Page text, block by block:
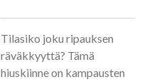
Tilasiko joku ripauksen
räväkkyyttä? Tämä
hiuskiinne on kampausten